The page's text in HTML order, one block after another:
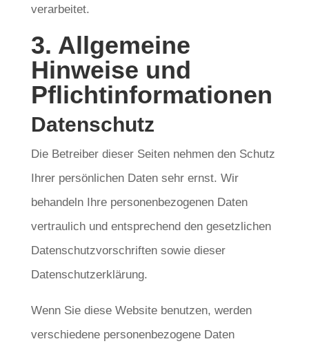
verarbeitet.
3. Allgemeine
Hinweise und
Pflicht­informationen
Datenschutz
Die Betreiber dieser Seiten nehmen den Schutz
Ihrer persönlichen Daten sehr ernst. Wir
behandeln Ihre personenbezogenen Daten
vertraulich und entsprechend den gesetzlichen
Datenschutzvorschriften sowie dieser
Datenschutzerklärung.
Wenn Sie diese Website benutzen, werden
verschiedene personenbezogene Daten